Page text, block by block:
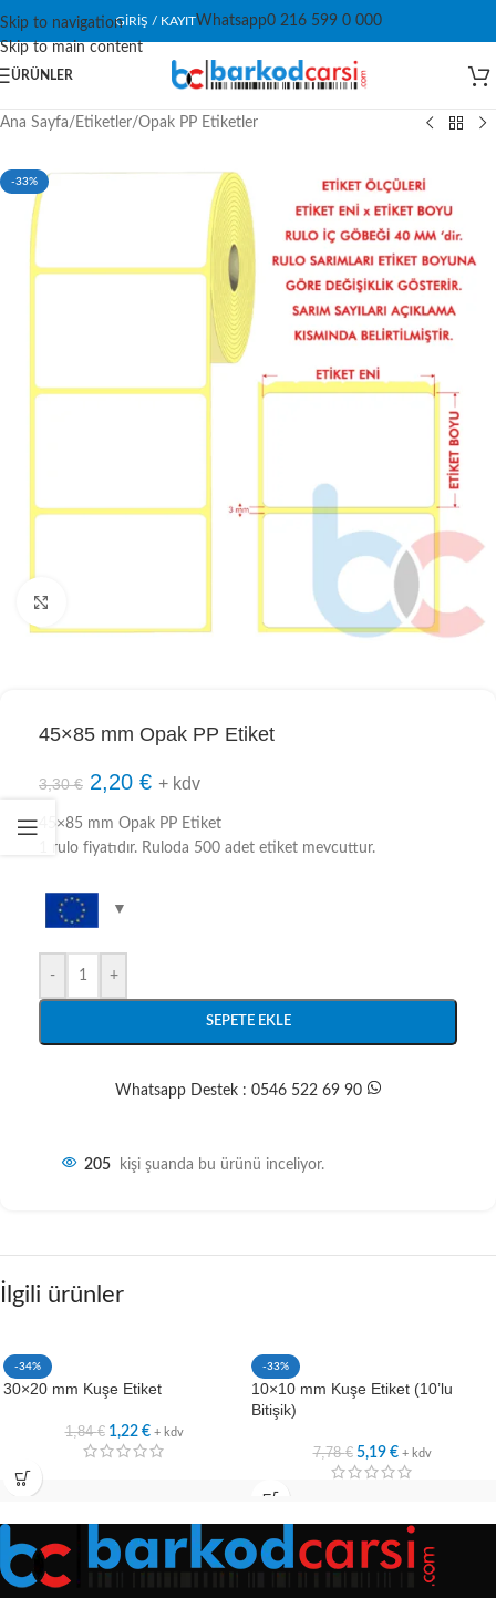
Skip to navigation
Skip to main content
GIRIŞ / KAYITWhatsapp0 216 599 0 000
ÜRÜNLER
Ana Sayfa/ Etiketler/Opak PP Etiketler
-33%
45×85 mm Opak PP Etiket
3,30€ 2,20 € + kdv
45×85 mm Opak PP Etiket
1 rulo fiyatıdır. Ruloda 500 adet etiket mevcuttur.
- +
SEPETE EKLE
Whatsapp Destek : 0546 522 69 90
205 kişi şuanda bu ürünü inceliyor.
İlgili ürünler
-34%
30×20 mm Kuşe Etiket
1,84€ 1,22 € + kdv
-33%
10×10 mm Kuşe Etiket (10’lu
Bitişik)
7,78€ 5,19 € + kdv